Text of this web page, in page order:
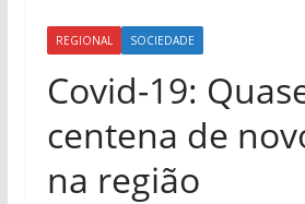
REGIONAL SOCIEDADE
Covid-19:
centena de
na região